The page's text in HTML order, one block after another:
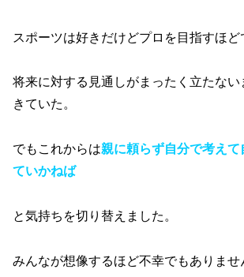
スポーツは好きだけどプロを目指すほど
将来に対する見通しがまったく立たない
きていた。
でもこれからは親に頼らず自分で考えて
ていかねば
と気持ちを切り替えました。
みんなが想像するほど不幸でもありませ